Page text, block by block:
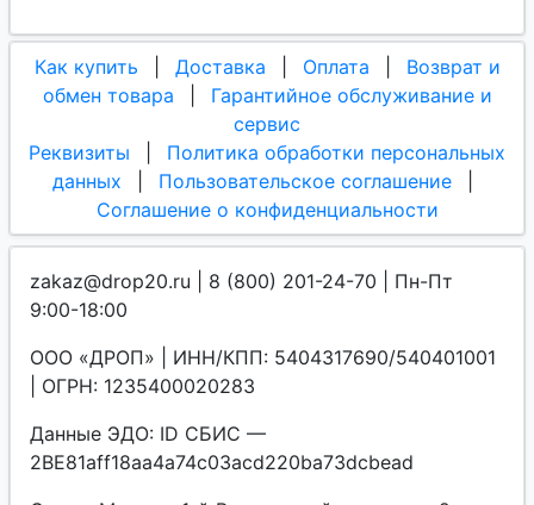
Как купить Доставка Оплата
Возврат и
обмен товара
Гарантийное обслуживание и
сервис
Реквизиты
Политика обработки персональных
данных
Пользовательское соглашение
Соглашение о конфиденциальности
zakaz@drop20.ru | 8 (800) 201-24-70 | Пн-Пт
9:00-18:00
ООО «ДРОП» | ИНН/КПП: 5404317690/540401001
| ОГРН: 1235400020283
Данные ЭДО: ID СБИС —
2BE81aff18aa4a74c03acd220ba73dcbead